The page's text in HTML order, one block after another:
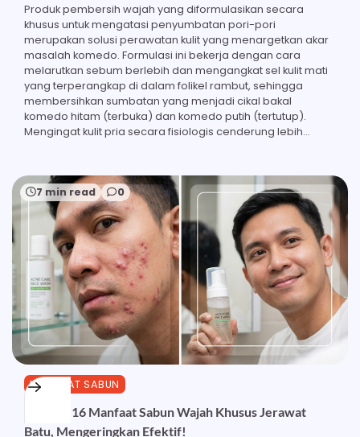
Produk pembersih wajah yang diformulasikan secara
khusus untuk mengatasi penyumbatan pori-pori
merupakan solusi perawatan kulit yang menargetkan akar
masalah komedo. Formulasi ini bekerja dengan cara
melarutkan sebum berlebih dan mengangkat sel kulit mati
yang terperangkap di dalam folikel rambut, sehingga
membersihkan sumbatan yang menjadi cikal bakal
komedo hitam (terbuka) dan komedo putih (tertutup).
Mengingat kulit pria secara fisiologis cenderung lebih…
7 min read 0
MANFAAT SABUN
Ketahui 16 Manfaat Sabun Wajah Khusus Jerawat
Batu, Mengeringkan Efektif!